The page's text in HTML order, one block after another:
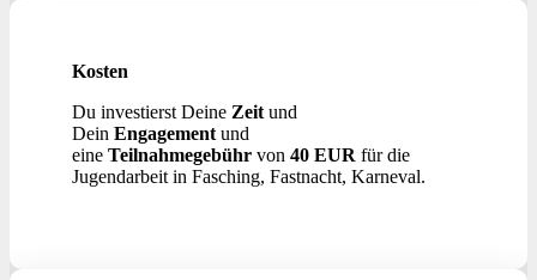
Kosten
Du investierst Deine Zeit und
Dein Engagementund
eine Teilnahmegebührvon 40 EUR für die
Jugendarbeit in Fasching, Fastnacht, Karneval.